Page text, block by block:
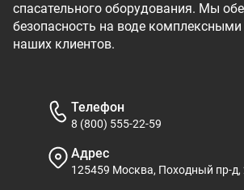
спасательного оборудования. Мы
безопасность на воде
наших клиентов.
Телефон
8 (800) 555-22-59
Адрес
125459 Москва, Походный пр-д,